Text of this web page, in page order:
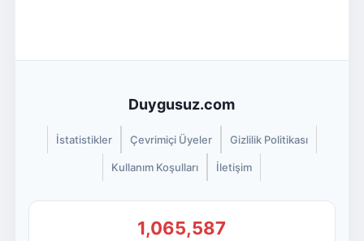
Duygusuz.com
İstatistikler Çevrimiçi Üyeler Gizlilik Politikası
Kullanım Koşulları İletişim
1,065,587